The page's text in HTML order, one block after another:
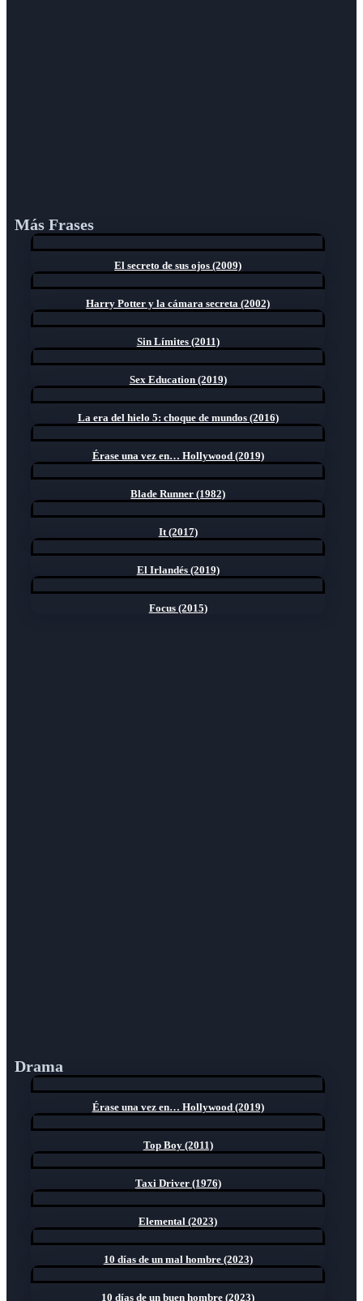
Más Frases
El secreto de sus ojos (2009)
Harry Potter y la cámara secreta (2002)
Sin Límites (2011)
Sex Education (2019)
La era del hielo 5: choque de mundos (2016)
Érase una vez en… Hollywood (2019)
Blade Runner (1982)
It (2017)
El Irlandés (2019)
Focus (2015)
Drama
Érase una vez en… Hollywood (2019)
Top Boy (2011)
Taxi Driver (1976)
Elemental (2023)
10 días de un mal hombre (2023)
10 días de un buen hombre (2023)